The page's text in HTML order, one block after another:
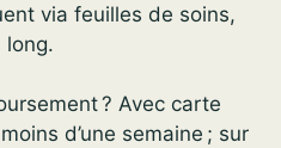
via feuilles de soins,
long.
? Avec carte
d’une semaine ; sur